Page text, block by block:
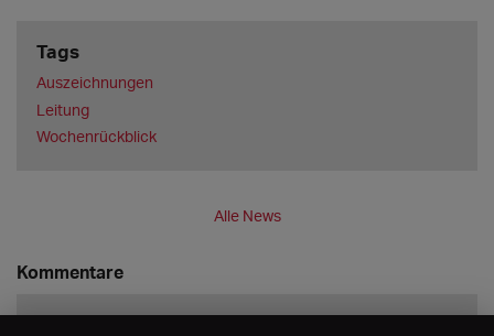
Tags
Auszeichnungen
Leitung
Wochenrückblick
Alle News
Kommentare